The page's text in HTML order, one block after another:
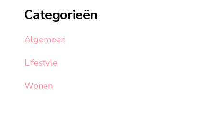
Categorieën
Algemeen
Lifestyle
Wonen